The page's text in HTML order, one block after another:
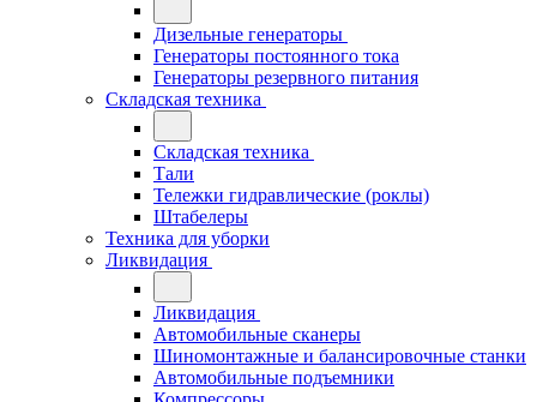
Дизельные генераторы
Генераторы постоянного тока
Генераторы резервного питания
Складская техника
Складская техника
Тали
Тележки гидравлические (роклы)
Штабелеры
Техника для уборки
Ликвидация
Ликвидация
Автомобильные сканеры
Шиномонтажные и балансировочные станки
Автомобильные подъемники